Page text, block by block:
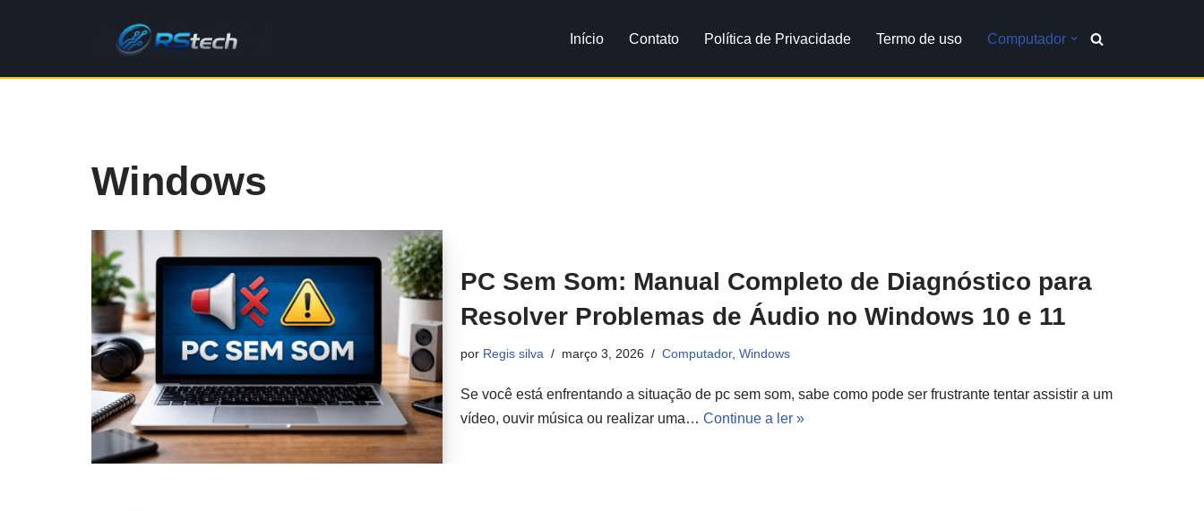
para
Início Contato Política de Privacidade Termo de uso Computador
Windows
PC Sem Som: Manual Completo de Diagnóstico para
Resolver Problemas de Áudio no Windows 10 e 11
por Regis silva março 3, 2026 Computador, Windows
Se você está enfrentando a situação de pc sem som, sabe como pode ser frustrante tentar assistir a um
vídeo, ouvir música ou realizar uma… Continue a ler »